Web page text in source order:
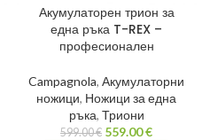
Акумулаторен трион за
една ръка T-REX –
професионален
Campagnola, Акумулаторни
ножици, Ножици за една
ръка, Триони
599.00€ 559.00€